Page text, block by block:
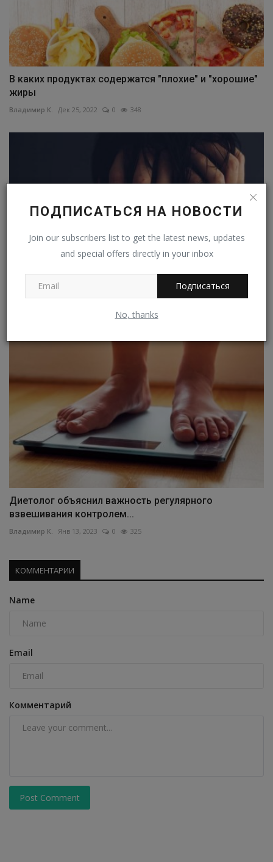
ПОДПИСАТЬСЯ НА НОВОСТИ
Join our subscribers list to get the latest news, updates
and special offers directly in your inbox
Подписаться
No, thanks
В каких продуктах содержатся "плохие" и "хорошие"
жиры
Владимир К. Дек 25, 2022 0 348
Как помощь другим спасёт вас при депрессии
335
Диетолог объяснил важность регулярного
взвешивания контролем...
Владимир К. Янв 13, 2023 0 325
КОММЕНТАРИИ
Name
Email
Комментарий
Post Comment